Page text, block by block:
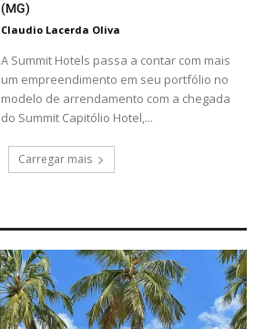
(MG)
Claudio Lacerda Oliva
A Summit Hotels passa a contar com mais
um empreendimento em seu portfólio no
modelo de arrendamento com a chegada
do Summit Capitólio Hotel,...
Carregar mais